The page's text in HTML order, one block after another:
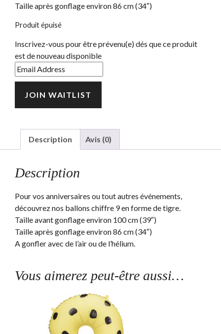
Taille après gonflage environ 86 cm (34″)
Produit épuisé
Inscrivez-vous pour être prévenu(e) dés que ce produit
est de nouveau disponible
Enter
your
email
waitlist
this
JOIN WAITLIST
Description Avis (0)
Description
Pour vos anniversaires ou tout autres événements,
découvrez nos ballons chiffre 9 en forme de tigre.
Taille avant gonflage environ 100 cm (39″)
Taille après gonflage environ 86 cm (34″)
A gonfler avec de l’air ou de l’hélium.
Vous aimerez peut-être aussi…